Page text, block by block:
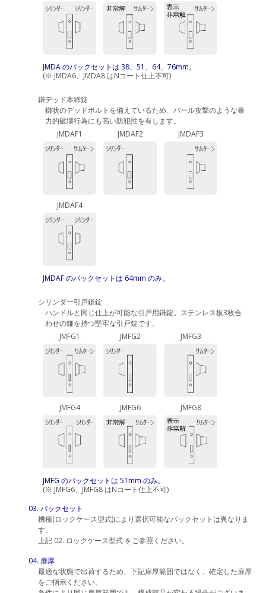
JMDA のバックセットは 38、51、64、76mm。
(※ JMDA6、JMDA8 はNコート仕上不可)
鎌デッド本締錠
鎌状のデッドボルトを備えているため、バール攻撃のような暴
力的破壊行為にも高い防犯性を有します。
JMDAF1
JMDAF2 JMDAF3
JMDAF4
JMDAF のバックセットは 64mm のみ。
シリンダー引戸鎌錠
ハンドルと同じ仕上が可能な引戸用鎌錠。ステンレス板3枚合
わせの鎌を持つ堅牢な引戸錠です。
JMFG1
JMFG2 JMFG3
JMFG4 JMFG6 JMFG8
JMFG のバックセットは 51mm のみ。
(※ JMFG6、JMFG8 はNコート仕上不可)
03. バックセット
機種(ロックケース型式)により選択可能なバックセットは異なりま
す。
上記 02. ロックケース型式 をご参照ください。
04. 扉厚
最適な状態で出荷するため、下記扉厚範囲ではなく、確定した扉厚
をご指示ください。